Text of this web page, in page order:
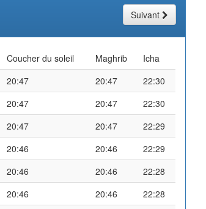
Suivant
Coucher du soleil Maghrib
Icha
20:47 20:47
22:30
20:47 20:47
22:30
20:47 20:47
22:29
20:46 20:46
22:29
20:46 20:46
22:28
20:46 20:46
22:28